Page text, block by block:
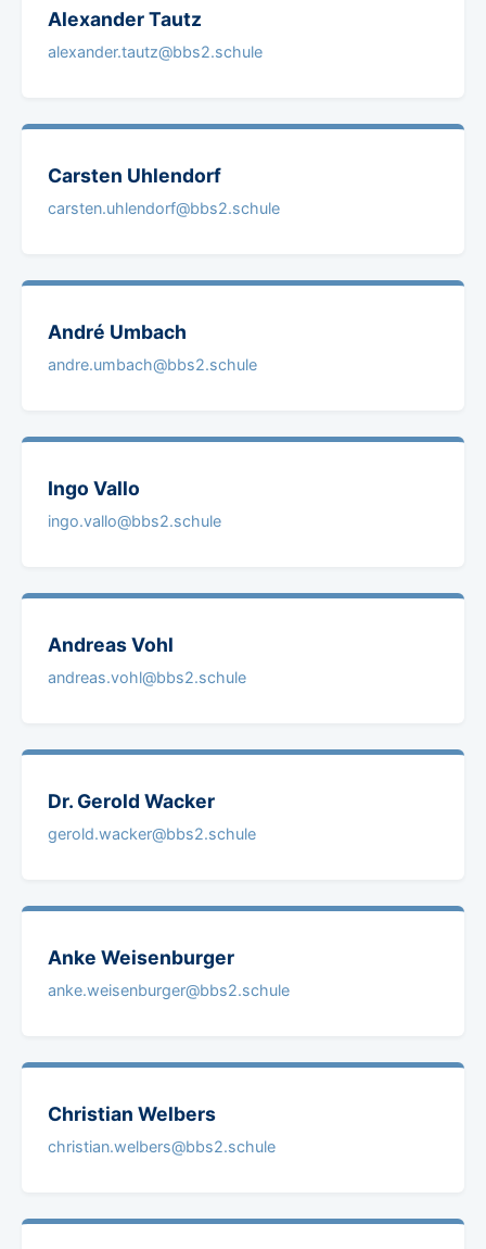
AlexanderTautz
alexander.tautz@bbs2.schule
Carsten Uhlendorf
carsten.uhlendorf@bbs2.schule
André Umbach
andre.umbach@bbs2.schule
Ingo Vallo
ingo.vallo@bbs2.schule
AndreasVohl
andreas.vohl@bbs2.schule
Dr. Gerold Wacker
gerold.wacker@bbs2.schule
Anke Weisenburger
anke.weisenburger@bbs2.schule
Christian Welbers
christian.welbers@bbs2.schule